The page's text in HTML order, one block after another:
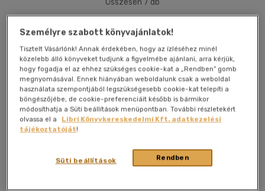
40 db / oldal
Alkalmaz
Összesen 7 db
Délibáb
Läckberg
Henrik Fexeus
Személyre szabott könyvajánlatok!
Tisztelt Vásárlónk! Annak érdekében, hogy az ízléséhez minél
közelebb álló könyveket tudjunk a figyelmébe ajánlani, arra kérjük,
hogy fogadja el az ehhez szükséges cookie-kat a „Rendben” gomb
megnyomásával. Ennek hiányában weboldalunk csak a weboldal
használata szempontjából legszükségesebb cookie-kat telepíti a
böngészőjébe, de cookie-preferenciáit később is bármikor
módosíthatja a Süti beállítások menüpontban. További részletekért
olvassa el a
Libri Könyvkereskedelmi Kft. adatkezelési
tájékoztatóját!
Rendben
Süti beállítások